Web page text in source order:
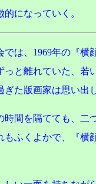
的になっていく。
では、1969年の『横
っと離れていた、若
ぎた版画家は思い出
時間を隔てても、二
もふくよかで、『横